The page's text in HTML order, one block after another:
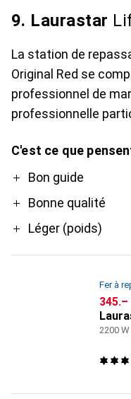
9. Laurastar
La station de
Original Red se
professionnel de
professionnelle
C'est ce que
ProBon guide
Bonne qualité
Léger (poids)
Fer à
CHF
345.–
2200 W